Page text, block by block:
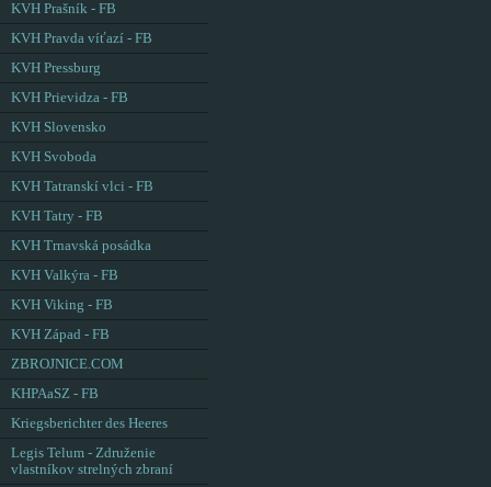
KVH Prašník - FB
KVH Pravda víťazí - FB
KVH Pressburg
KVH Prievidza - FB
KVH Slovensko
KVH Svoboda
KVH Tatranskí vlci - FB
KVH Tatry - FB
KVH Trnavská posádka
KVH Valkýra - FB
KVH Viking - FB
KVH Západ - FB
ZBROJNICE.COM
KHPAaSZ - FB
Kriegsberichter des Heeres
Legis Telum - Združenie
vlastníkov strelných zbraní